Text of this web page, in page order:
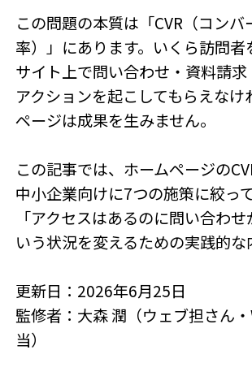
この問題の本質は「CVR（コンバ
率）」にあります。いくら訪問者
サイト上で問い合わせ・資料請
アクションを起こしてもらえなけ
ページは成果を生みません。
この記事では、ホームページの
中小企業向けに7つの施策に絞っ
「アクセスはあるのに問い合わ
いう状況を変えるための実践的な
更新日：2026年6月25日
監修者：大森 潤（ウェブ担さん
当）